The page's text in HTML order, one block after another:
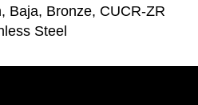
Baja, Bronze, CUCR-ZR
Steel